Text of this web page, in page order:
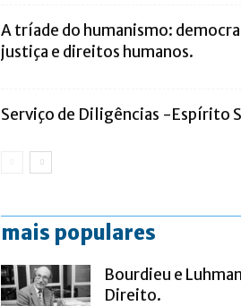
A tríade do humanismo:
justiça e direitos humanos.
Serviço de Diligências -Espírito
mais populares
Bourdieu e
Direito.